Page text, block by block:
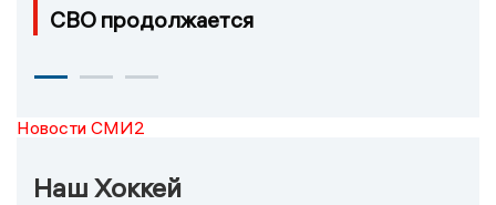
СВО продолжается
Новости СМИ2
Наш Хоккей